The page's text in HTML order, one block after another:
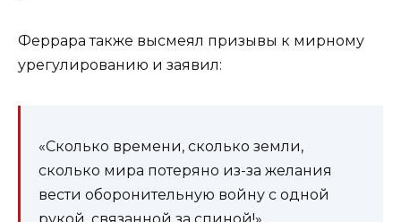
Феррара также высмеял призывы к мирному
урегулированию и заявил:
«Сколько времени, сколько земли,
сколько мира потеряно из-за желания
вести оборонительную войну с одной
рукой, связанной за спиной!»